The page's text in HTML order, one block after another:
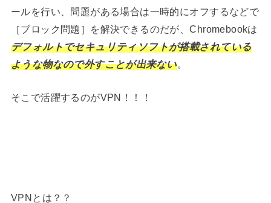
ールを行い、問題がある場合は一時的にオフするなどで
［ブロック問題］を解決できるのだが、Chromebookは
デフォルトでセキュリティソフトが搭載されている
ような物なので外すことが出来ない。
そこで活躍するのがVPN！！！
VPNとは？？